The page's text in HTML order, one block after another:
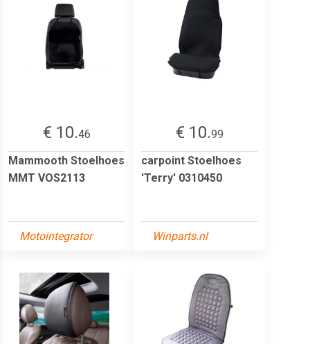
€ 10.46
Mammooth Stoelhoes
MMT VOS2113
Motointegrator
€ 10.99
carpoint Stoelhoes
'Terry' 0310450
Winparts.nl